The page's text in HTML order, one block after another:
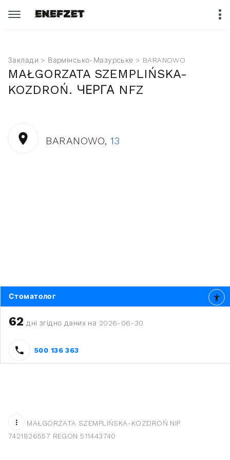
Заклади > Вармінсько-Мазурське > BARANOWO
MAŁGORZATA SZEMPLIŃSKA-
KOZDROŃ. ЧЕРГА NFZ
BARANOWO, 13
Стоматолог
62 дні згідно даних на 2026-06-30
500 136 363
MAŁGORZATA SZEMPLIŃSKA-KOZDROŃ NIP
7421826557 REGON 511443740